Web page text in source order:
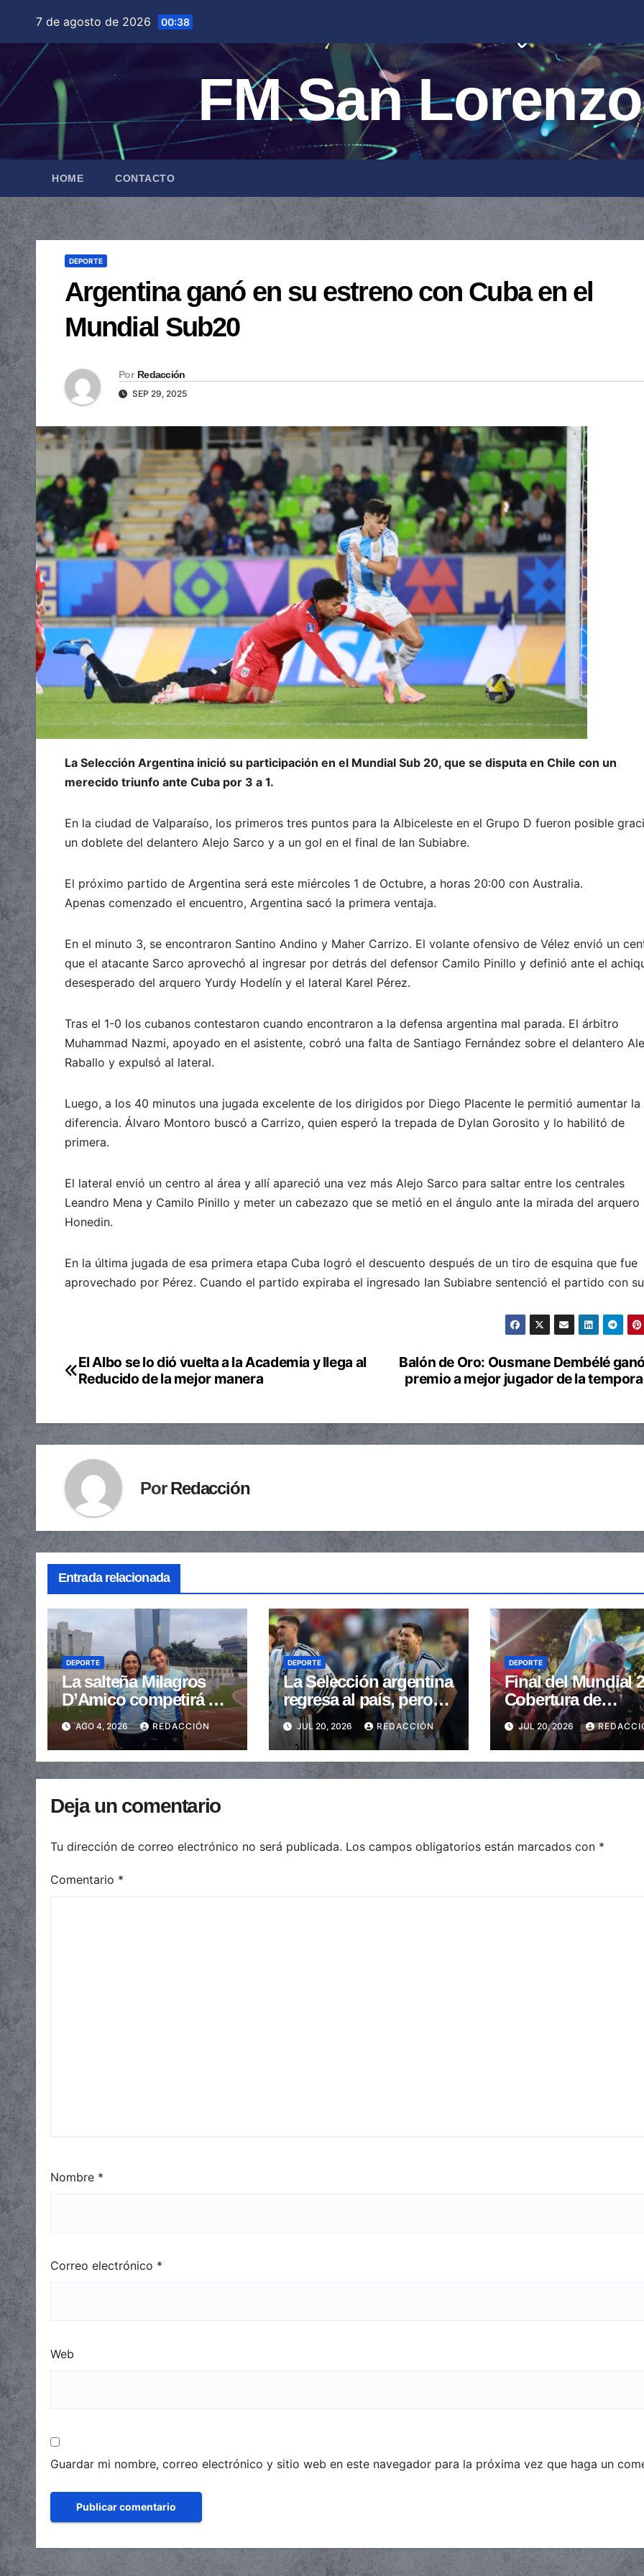
contenido
7 de agosto de 2026 00:38
FM San
HOME CONTACTO
DEPORTE
Argentina ganó en su estreno con Cuba en el
Mundial Sub20
Por Redacción
SEP 29, 2025
La Selección Argentina inició su participación en el Mundial Sub 20, que se disputa en Chile con un
merecido triunfo ante Cuba por 3 a 1.
En la ciudad de Valparaíso, los primeros tres puntos para la Albiceleste en el Grupo D fueron posible
un doblete del delantero Alejo Sarco y a un gol en el final de Ian Subiabre.
El próximo partido de Argentina será este miércoles 1 de Octubre, a horas 20:00 con Australia.
Apenas comenzado el encuentro, Argentina sacó la primera ventaja.
En el minuto 3, se encontraron Santino Andino y Maher Carrizo. El volante ofensivo de Vélez envió un
que el atacante Sarco aprovechó al ingresar por detrás del defensor Camilo Pinillo y definió ante el
desesperado del arquero Yurdy Hodelín y el lateral Karel Pérez.
Tras el 1-0 los cubanos contestaron cuando encontraron a la defensa argentina mal parada. El árbitro
Muhammad Nazmi, apoyado en el asistente, cobró una falta de Santiago Fernández sobre el delantero
Raballo y expulsó al lateral.
Luego, a los 40 minutos una jugada excelente de los dirigidos por Diego Placente le permitió aumentar la
diferencia. Álvaro Montoro buscó a Carrizo, quien esperó la trepada de Dylan Gorosito y lo habilitó de
primera.
El lateral envió un centro al área y allí apareció una vez más Alejo Sarco para saltar entre los centrales
Leandro Mena y Camilo Pinillo y meter un cabezazo que se metió en el ángulo ante la mirada del arquero
Honedin.
En la última jugada de esa primera etapa Cuba logró el descuento después de un tiro de esquina que fue
aprovechado por Pérez. Cuando el partido expiraba el ingresado Ian Subiabre sentenció el partido con
Navegación
entradas
Balón de Oro: Ousmane Dembélé
premio a mejor jugador de la
El Albo se lo dió vuelta a la Academia y llega al
Reducido de la mejor manera
PorRedacción
Entrada relacionada
DEPORTE
La salteña Milagros
D’Amico competirá en
el Mundial U20 de
Atletismo
AGO 4, 2026 REDACCIÓN
DEPORTE
La Selección argentina
regresa al país, pero
sin Messi
JUL 20, 2026 REDACCIÓN
DEPORTE
Final del Mundial
Cobertura de
seguridad en toda
provincia
JUL 20, 2026
Deja un comentario
Tu dirección de correo electrónico no será publicada. Los campos obligatorios están marcados con *
Comentario *
Nombre *
Correo electrónico *
Web
Guardar mi nombre, correo electrónico y sitio web en este navegador para la próxima vez que haga un